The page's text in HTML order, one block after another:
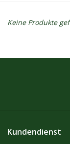
Kontakt
Keine Produkte
Kundendienst